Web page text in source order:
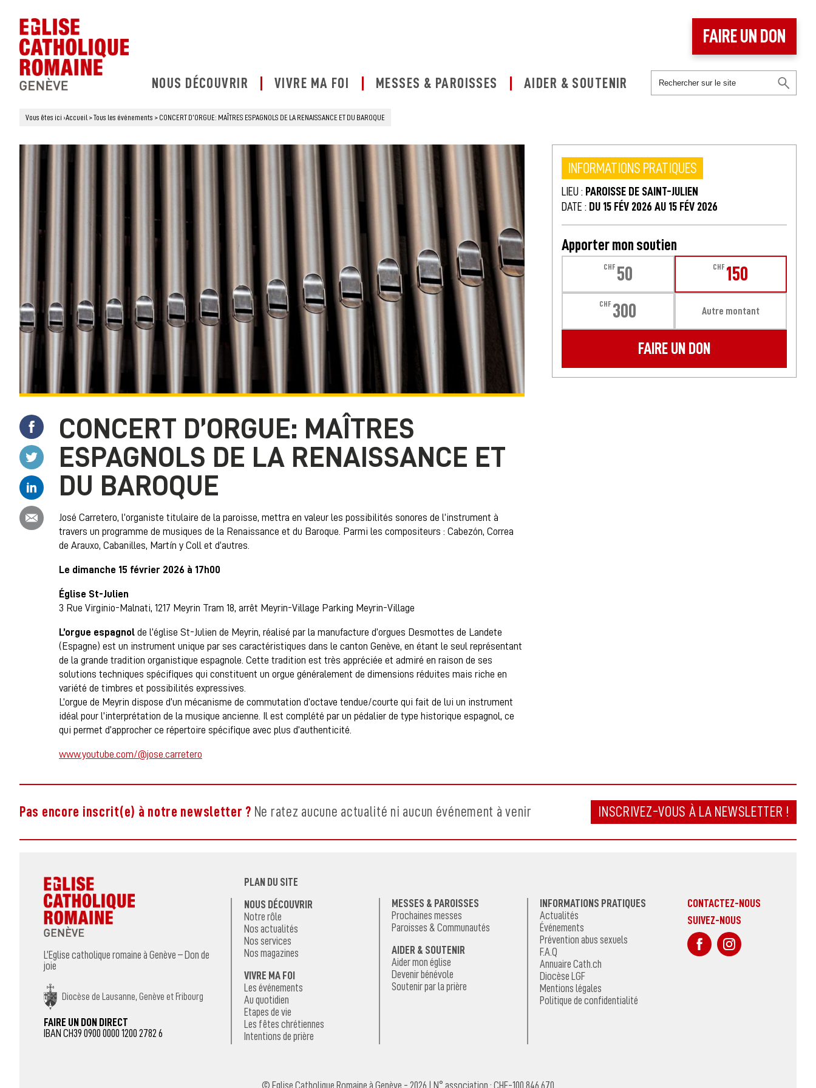
NOUS DÉCOUVRIR VIVRE MA FOI MESSES & PAROISSES AIDER & SOUTENIR
FAIRE UN DON
Vous êtes ici ›Accueil >Tous les événements > CONCERT D’ORGUE: MAÎTRES ESPAGNOLS DE LA RENAISSANCE ET DU BAROQUE
Partager ce contenu sur Facebook
Partager ce contenu sur Twitter
Partager ce contenu sur Linkedin
Partager ce contenu par email
CONCERT D’ORGUE: MAÎTRES
ESPAGNOLS DE LA RENAISSANCE ET
DU BAROQUE
José Carretero, l’organiste titulaire de la paroisse, mettra en valeur les possibilités sonores de l’instrument à
travers un programme de musiques de la Renaissance et du Baroque. Parmi les compositeurs : Cabezón, Correa
de Arauxo, Cabanilles, Martín y Coll et d’autres.
Le dimanche 15 février 2026 à 17h00
Église St-Julien
3 Rue Virginio-Malnati, 1217 Meyrin Tram 18, arrêt Meyrin-Village Parking Meyrin-Village
L’orgue espagnol de l’église St-Julien de Meyrin, réalisé par la manufacture d’orgues Desmottes de Landete
(Espagne) est un instrument unique par ses caractéristiques dans le canton Genève, en étant le seul représentant
de la grande tradition organistique espagnole. Cette tradition est très appréciée et admiré en raison de ses
solutions techniques spécifiques qui constituent un orgue généralement de dimensions réduites mais riche en
variété de timbres et possibilités expressives.
L’orgue de Meyrin dispose d’un mécanisme de commutation d’octave tendue/courte qui fait de lui un instrument
idéal pour l’interprétation de la musique ancienne. Il est complété par un pédalier de type historique espagnol, ce
qui permet d’approcher ce répertoire spécifique avec plus d’authenticité.
www.youtube.com/@jose.carretero
INFORMATIONS PRATIQUES
LIEU : PAROISSE DE SAINT-JULIEN
DATE : DU 15 FÉV 2026 AU 15 FÉV 2026
Apporter mon soutien
CHF 50 CHF 150
CHF 300 Autre montant
FAIRE UN DON
Pas encore inscrit(e) à notre newsletter ? Ne ratez aucune actualité ni aucun événement à venir INSCRIVEZ-VOUS À LA NEWSLETTER !
L’Eglise catholique romaine à Genève – Don de
joie
Diocèse de Lausanne, Genève et Fribourg
FAIRE UN DON DIRECT
IBAN CH39 0900 0000 1200 2782 6
PLAN DU SITE
NOUS DÉCOUVRIR
Notre rôle
Nos actualités
Nos services
Nos magazines
VIVRE MA FOI
Les événements
Au quotidien
Etapes de vie
Les fêtes chrétiennes
Intentions de prière
MESSES & PAROISSES
Prochaines messes
Paroisses & Communautés
AIDER & SOUTENIR
Aider mon église
Devenir bénévole
Soutenir par la prière
INFORMATIONS PRATIQUES
Actualités
Événements
Prévention abus sexuels
F.A.Q
Annuaire Cath.ch
Diocèse LGF
Mentions légales
Politique de confidentialité
CONTACTEZ-NOUS
SUIVEZ-NOUS
sur Facebook
© Eglise Catholique Romaine à Genève - 2026 | N° association : CHE-100.846.670